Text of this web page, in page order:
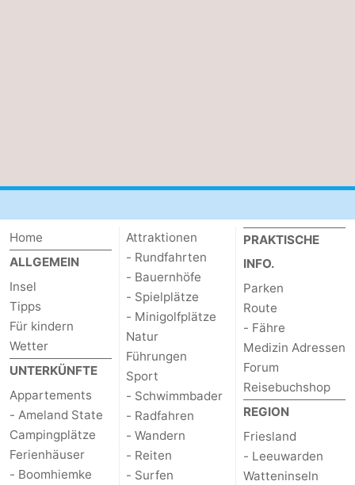
Home
ALLGEMEIN
Insel
Tipps
Für kindern
Wetter
UNTERKÜNFTE
Appartements
- Ameland State
Campingplätze
Ferienhäuser
- Boomhiemke
Attraktionen
- Rundfahrten
- Bauernhöfe
- Spielplätze
- Minigolfplätze
Natur
Führungen
Sport
- Schwimmbader
- Radfahren
- Wandern
- Reiten
- Surfen
PRAKTISCHE
INFO.
Parken
Route
- Fähre
Medizin Adressen
Forum
Reisebuchshop
REGION
Friesland
- Leeuwarden
Watteninseln